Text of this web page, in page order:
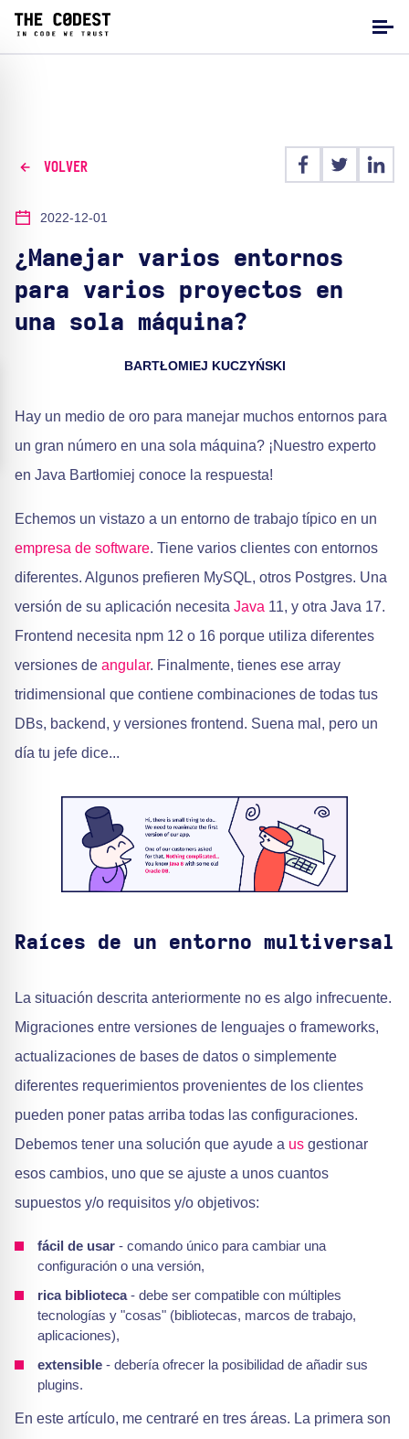
VOLVER
2022-12-01
¿Manejar varios entornos
para varios proyectos en
una sola máquina?
BARTŁOMIEJ KUCZYŃSKI
Hay un medio de oro para manejar muchos entornos para
un gran número en una sola máquina? ¡Nuestro experto
en Java Bartłomiej conoce la respuesta!
Echemos un vistazo a un entorno de trabajo típico en un
empresa de software. Tiene varios clientes con entornos
diferentes. Algunos prefieren MySQL, otros Postgres. Una
versión de su aplicación necesita Java 11, y otra Java 17.
Frontend necesita npm 12 o 16 porque utiliza diferentes
versiones de angular. Finalmente, tienes ese array
tridimensional que contiene combinaciones de todas tus
DBs, backend, y versiones frontend. Suena mal, pero un
día tu jefe dice...
Raíces de un entorno multiversal
La situación descrita anteriormente no es algo infrecuente.
Migraciones entre versiones de lenguajes o frameworks,
actualizaciones de bases de datos o simplemente
diferentes requerimientos provenientes de los clientes
pueden poner patas arriba todas las configuraciones.
Debemos tener una solución que ayude a us gestionar
esos cambios, uno que se ajuste a unos cuantos
supuestos y/o requisitos y/o objetivos:
fácil de usar - comando único para cambiar una
configuración o una versión,
rica biblioteca- debe ser compatible con múltiples
tecnologías y "cosas" (bibliotecas, marcos de trabajo,
aplicaciones),
extensible - debería ofrecer la posibilidad de añadir sus
plugins.
En este artículo, me centraré en tres áreas. La primera son